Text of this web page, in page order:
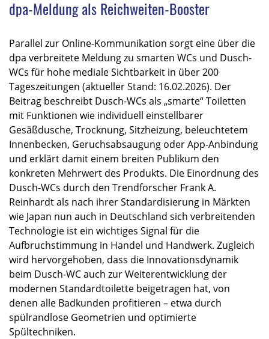
dpa-Meldung als Reichweiten-Booster
Parallel zur Online-Kommunikation sorgt eine über die
dpa verbreitete Meldung zu smarten WCs und Dusch-
WCs für hohe mediale Sichtbarkeit in über 200
Tageszeitungen (aktueller Stand: 16.02.2026). Der
Beitrag beschreibt Dusch-WCs als „smarte“ Toiletten
mit Funktionen wie individuell einstellbarer
Gesäßdusche, Trocknung, Sitzheizung, beleuchtetem
Innenbecken, Geruchsabsaugung oder App-Anbindung
und erklärt damit einem breiten Publikum den
konkreten Mehrwert des Produkts.​ Die Einordnung des
Dusch-WCs durch den Trendforscher Frank A.
Reinhardt als nach ihrer Standardisierung in Märkten
wie Japan nun auch in Deutschland sich verbreitenden
Technologie ist ein wichtiges Signal für die
Aufbruchstimmung in Handel und Handwerk.​ Zugleich
wird hervorgehoben, dass die Innovationsdynamik
beim Dusch-WC auch zur Weiterentwicklung der
modernen Standardtoilette beigetragen hat, von
denen alle Badkunden profitieren – etwa durch
spülrandlose Geometrien und optimierte
Spültechniken.​